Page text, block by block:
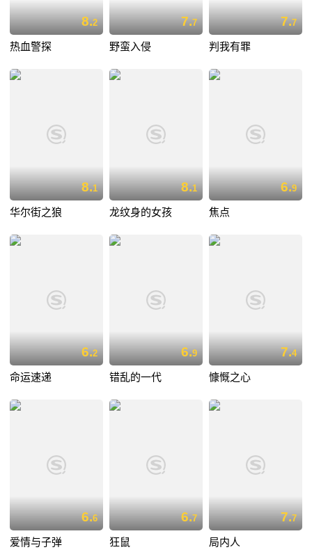
8.2
热血警探
7.7
野蛮入侵
7.7
判我有罪
8.1
华尔街之狼
8.1
龙纹身的女孩
6.9
焦点
6.2
命运速递
6.9
错乱的一代
7.4
慷慨之心
6.6
爱情与子弹
6.7
狂鼠
7.7
局内人